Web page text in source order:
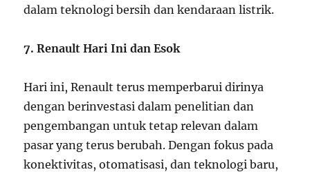
dalam teknologi bersih dan kendaraan listrik.
7. Renault Hari Ini dan Esok
Hari ini, Renault terus memperbarui dirinya
dengan berinvestasi dalam penelitian dan
pengembangan untuk tetap relevan dalam
pasar yang terus berubah. Dengan fokus pada
konektivitas, otomatisasi, dan teknologi baru,